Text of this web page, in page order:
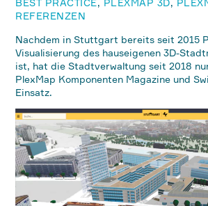
BEST PRACTICE, PLEXMAP 3D,
REFERENZEN
Nachdem in Stuttgart bereits seit 2015
Visualisierung des hauseigenen 3D-
ist, hat die Stadtverwaltung seit 2018
PlexMap Komponenten Magazine und
Einsatz.